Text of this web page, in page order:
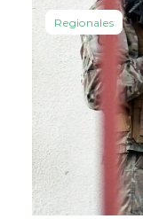
Regionales